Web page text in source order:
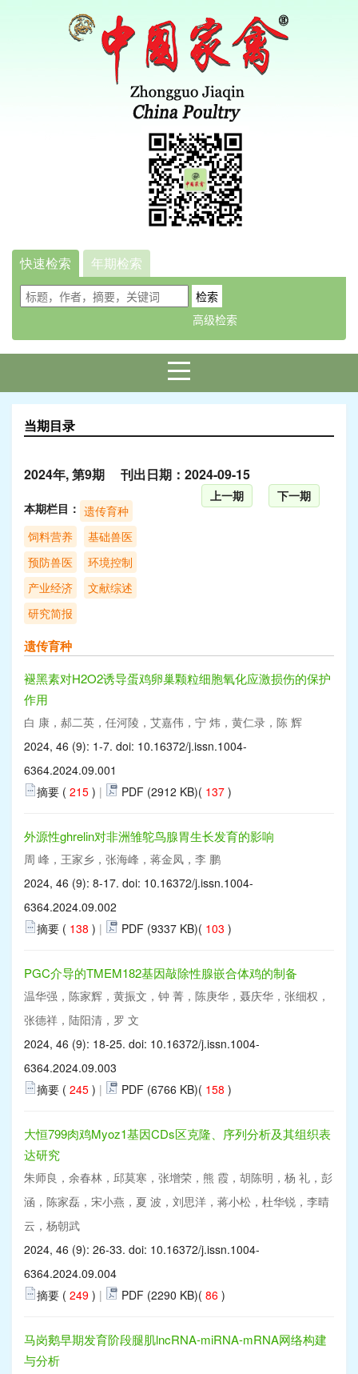
快速检索 年期检索
当期目录
2024年, 第9期 刊出日期：2024-09-15
上一期
下一期
本期栏目： 遗传育种
饲料营养
基础兽医
预防兽医
环境控制
产业经济
文献综述
研究简报
遗传育种
褪黑素对H2O2诱导蛋鸡卵巢颗粒细胞氧化应激损伤的保护
作用
白 康，郝二英，任河陵，艾嘉伟，宁 炜，黄仁录，陈 辉
2024, 46 (9): 1-7. doi: 10.16372/j.issn.1004-
6364.2024.09.001
摘要 ( 215 ) | PDF (2912 KB)( 137 )
外源性ghrelin对非洲雏鸵鸟腺胃生长发育的影响
周 峰，王家乡，张海峰，蒋金凤，李 鹏
2024, 46 (9): 8-17. doi: 10.16372/j.issn.1004-
6364.2024.09.002
摘要 ( 138 ) | PDF (9337 KB)( 103 )
PGC介导的TMEM182基因敲除性腺嵌合体鸡的制备
温华强，陈家辉，黄振文，钟 菁，陈庚华，聂庆华，张细权，
张德祥，陆阳清，罗 文
2024, 46 (9): 18-25. doi: 10.16372/j.issn.1004-
6364.2024.09.003
摘要 ( 245 ) | PDF (6766 KB)( 158 )
大恒799肉鸡Myoz1基因CDs区克隆、序列分析及其组织表
达研究
朱师良，余春林，邱莫寒，张增荣，熊 霞，胡陈明，杨 礼，彭
涵，陈家磊，宋小燕，夏 波，刘思洋，蒋小松，杜华锐，李晴
云，杨朝武
2024, 46 (9): 26-33. doi: 10.16372/j.issn.1004-
6364.2024.09.004
摘要 ( 249 ) | PDF (2290 KB)( 86 )
马岗鹅早期发育阶段腿肌lncRNA-miRNA-mRNA网络构建
与分析